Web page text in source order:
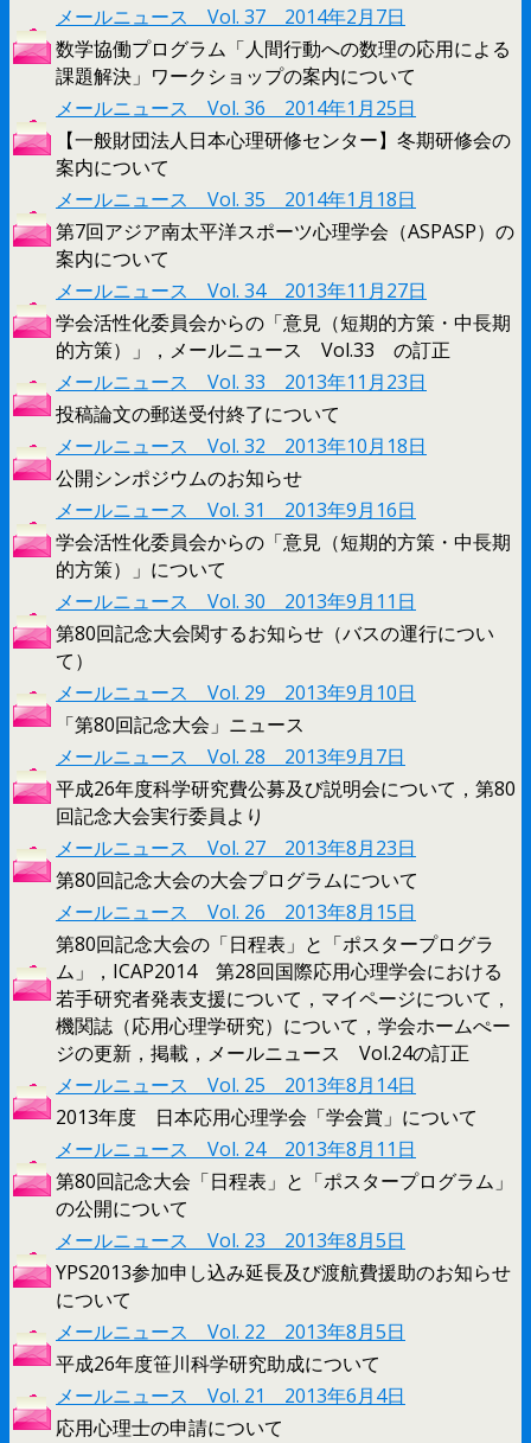
メールニュース Vol. 37 2014年2月7日
数学協働プログラム「人間行動への数理の応用による
課題解決」ワークショップの案内について
メールニュース Vol. 36 2014年1月25日
【一般財団法人日本心理研修センター】冬期研修会の
案内について
メールニュース Vol. 35 2014年1月18日
第7回アジア南太平洋スポーツ心理学会（ASPASP）の
案内について
メールニュース Vol. 34 2013年11月27日
学会活性化委員会からの「意見（短期的方策・中長期
的方策）」，メールニュース Vol.33 の訂正
メールニュース Vol. 33 2013年11月23日
投稿論文の郵送受付終了について
メールニュース Vol. 32 2013年10月18日
公開シンポジウムのお知らせ
メールニュース Vol. 31 2013年9月16日
学会活性化委員会からの「意見（短期的方策・中長期
的方策）」について
メールニュース Vol. 30 2013年9月11日
第80回記念大会関するお知らせ（バスの運行につい
て）
メールニュース Vol. 29 2013年9月10日
「第80回記念大会」ニュース
メールニュース Vol. 28 2013年9月7日
平成26年度科学研究費公募及び説明会について，第80
回記念大会実行委員より
メールニュース Vol. 27 2013年8月23日
第80回記念大会の大会プログラムについて
メールニュース Vol. 26 2013年8月15日
第80回記念大会の「日程表」と「ポスタープログラ
ム」，ICAP2014 第28回国際応用心理学会における
若手研究者発表支援について，マイページについて，
機関誌（応用心理学研究）について，学会ホームぺー
ジの更新，掲載，メールニュース Vol.24の訂正
メールニュース Vol. 25 2013年8月14日
2013年度 日本応用心理学会「学会賞」について
メールニュース Vol. 24 2013年8月11日
第80回記念大会「日程表」と「ポスタープログラム」
の公開について
メールニュース Vol. 23 2013年8月5日
YPS2013参加申し込み延長及び渡航費援助のお知らせ
について
メールニュース Vol. 22 2013年8月5日
平成26年度笹川科学研究助成について
メールニュース Vol. 21 2013年6月4日
応用心理士の申請について